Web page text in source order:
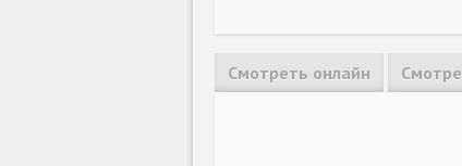
Смотреть онлайн